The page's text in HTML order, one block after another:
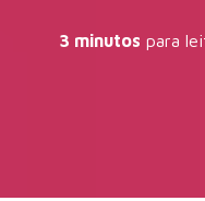
3 minutos para